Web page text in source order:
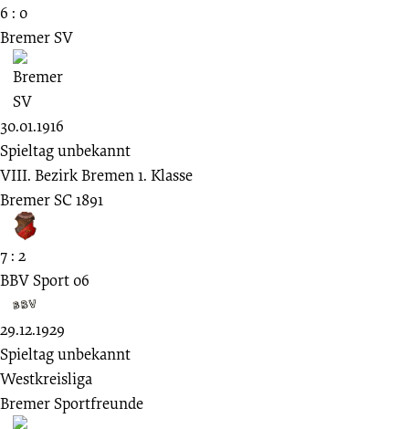
6 : 0
Bremer SV
30.01.1916
Spieltag unbekannt
VIII. Bezirk Bremen 1. Klasse
Bremer SC 1891
7 : 2
BBV Sport 06
29.12.1929
Spieltag unbekannt
Westkreisliga
Bremer Sportfreunde